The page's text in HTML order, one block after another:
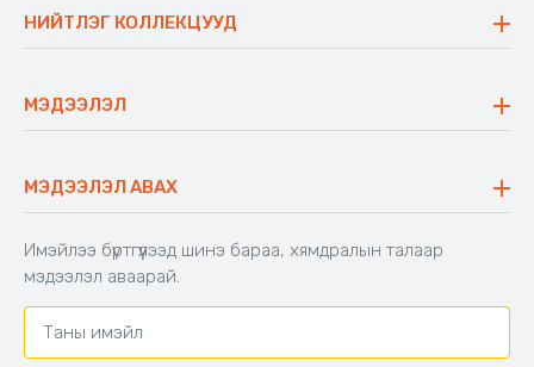
Үнэт зүйлс
Ажлын байр
Блог
НИЙТЛЭГ КОЛЛЕКЦУУД
Сүүдрэвч
Аяны ширээ
Аяны түшлэгтэй сандал
МЭДЭЭЛЭЛ
Буцаалтын журам
Захиалга шалгах
Хамтран ажиллах
Холбоо барих
МЭДЭЭЛЭЛ АВАХ
Имэйлээ бүртгүүлээд шинэ бараа, хямдралын талаар
мэдээлэл аваарай.